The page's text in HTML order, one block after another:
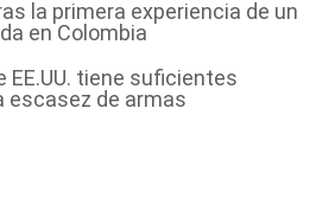
la primera experiencia de un
en Colombia
EE.UU. tiene suficientes
escasez de armas